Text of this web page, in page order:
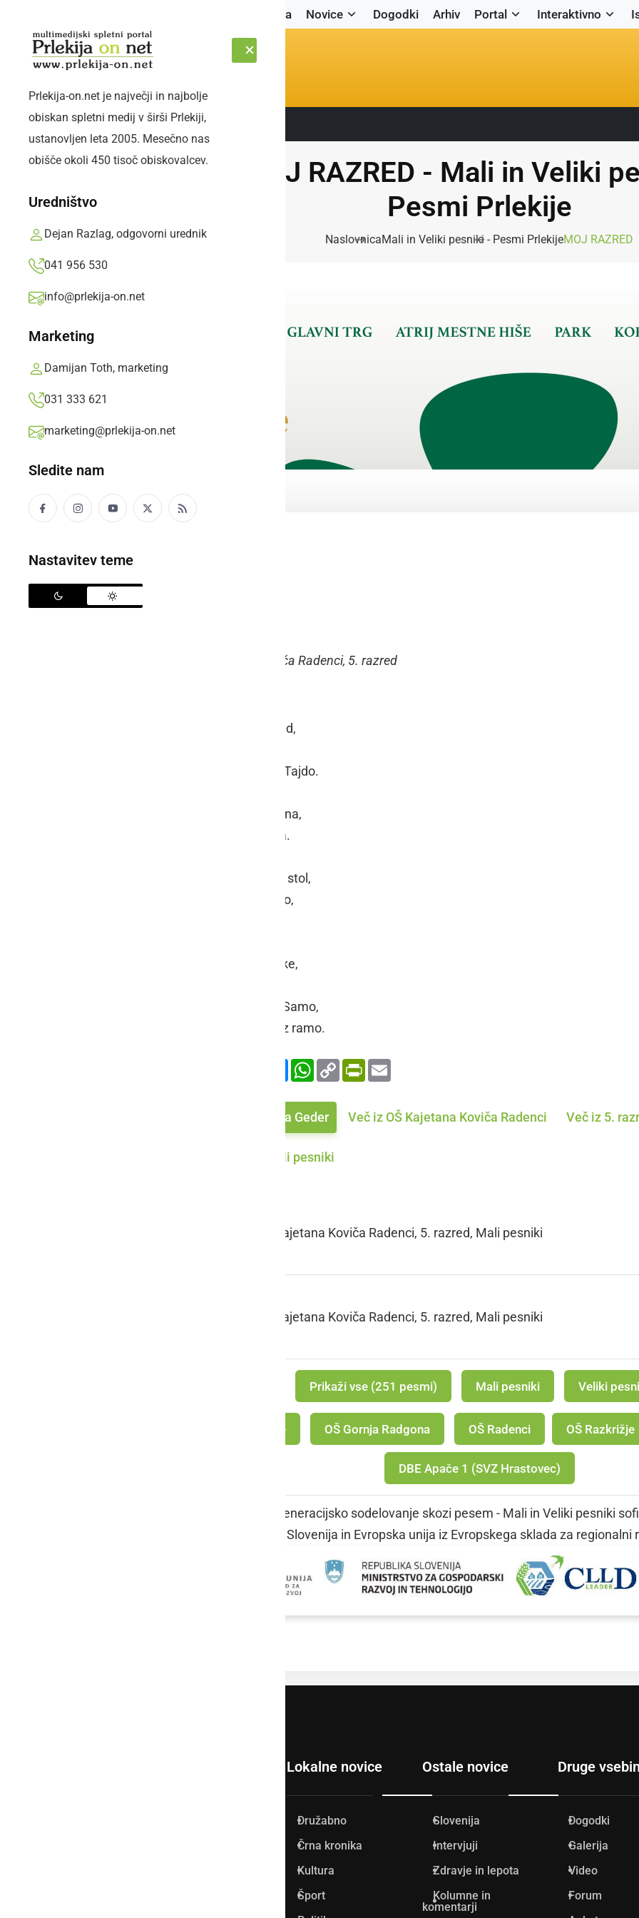
Naslovnica Novice Dogodki Arhiv Portal Interaktivno
ČETRTEK, 6. AVGUST 2026 Sledite nam:
Prlekija-on.net je največji in najbolje
obiskan spletni medij v širši Prlekiji,
ustanovljen leta 2005. Mesečno nas
obišče okoli 450 tisoč obiskovalcev.
Uredništvo
Dejan Razlag, odgovorni urednik
041 956 530
info@prlekija-on.net
Marketing
Damijan Toth, marketing
031 333 621
marketing@prlekija-on.net
Sledite nam
Nastavitev teme
MOJ RAZRED - Mali in Veliki
Pesmi Prlekije
NaslovnicaMali in Veliki pesniki - Pesmi PrlekijeMOJ RAZRED
OŠ Kajetana Koviča Radenci, 5. razred
Ko pridem v razred,
ki se pogovarja s Tajdo.
Zraven nje sedi Ana,
ki je zelo zaspana.
Ko se usedem na stol,
zagledam še Majo,
Potem vidim dečke,
Med njimi je tudi Samo,
ki gleda mene čez ramo.
FacebookMessenger
WhatsApp
Copy
Link
PrintFriendly
Več od Sara Geder Več iz OŠ Kajetana Koviča Radenci Več iz 5.
Več iz Mali pesniki
Sara Geder, OŠ Kajetana Koviča Radenci, 5. razred, Mali pesniki
Sara Geder, OŠ Kajetana Koviča Radenci, 5. razred, Mali pesniki
Prikaži vse (251 pesmi) Mali pesniki Veliki
OŠ Apače OŠ Gornja Radgona OŠ Radenci OŠ Razkrižje
DBE Apače 1 (SVZ Hrastovec)
Projekt medgeneracijsko sodelovanje skozi pesem - Mali in Veliki pesniki
Slovenija in Evropska unija iz Evropskega sklada za regionalni
Lokalne novice
Družabno
Črna kronika
Kultura
Šport
Ostale novice
Slovenija
Intervjuji
Zdravje in lepota
Kolumne in
komentarji
Druge
Dogodki
Galerija
Video
Forum